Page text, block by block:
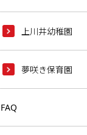
上川井幼稚園
夢咲き保育園
FAQ